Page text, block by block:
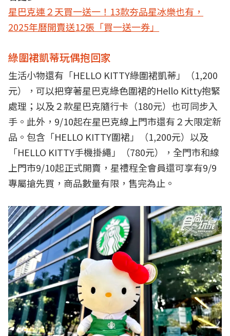
星巴克連２天買一送一！13款夯品星冰樂也有，
2025年曆開賣送12張「買一送一券」
綠圍裙凱蒂玩偶抱回家
生活小物還有「HELLO KITTY綠圍裙凱蒂」（1,200
元），可以把穿著星巴克綠色圍裙的Hello Kitty抱緊
處理；以及２款星巴克隨行卡（180元）也可同步入
手。此外，9/10起在星巴克線上門市還有２大限定新
品。包含「HELLO KITTY圍裙」（1,200元）以及
「HELLO KITTY手機掛繩」（780元），全門市和線
上門市9/10起正式開賣，星禮程全會員還可享有9/9
專屬搶先買，商品數量有限，售完為止。